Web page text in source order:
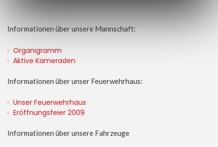
Informationen über unsere Mannschaft:
Organigramm
Aktive Kameraden
Informationen über unser Feuerwehrhaus:
Unser Feuerwehrhaus
Eröffnungsfeier 2009
Informationen über unsere Fahrzeuge